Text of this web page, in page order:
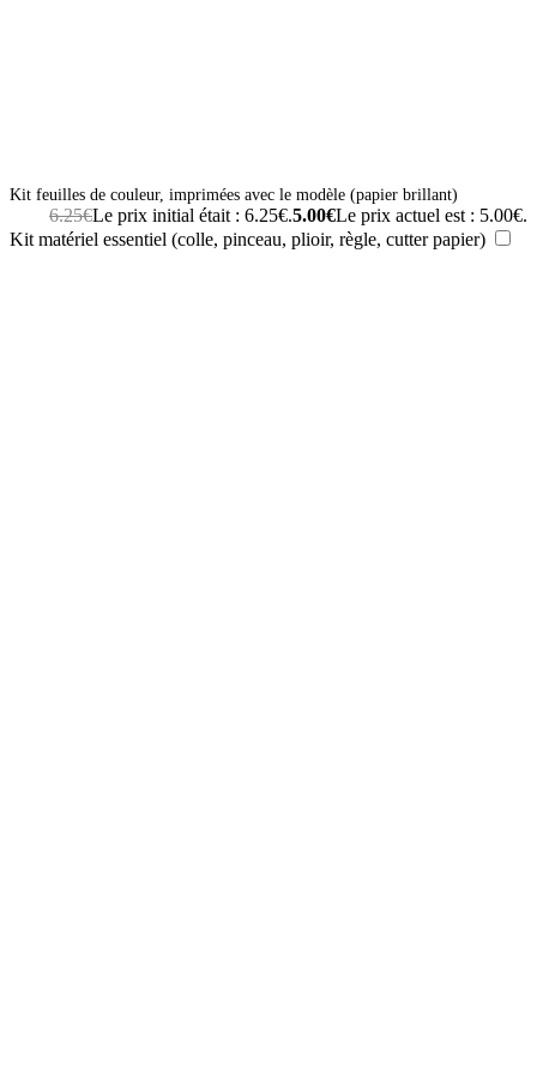
Kit feuilles de couleur, imprimées avec le modèle (papier brillant)
6.25€Le prix initial était : 6.25€.5.00€Le prix actuel est : 5.00€.
Kit matériel essentiel (colle, pinceau, plioir, règle, cutter papier)